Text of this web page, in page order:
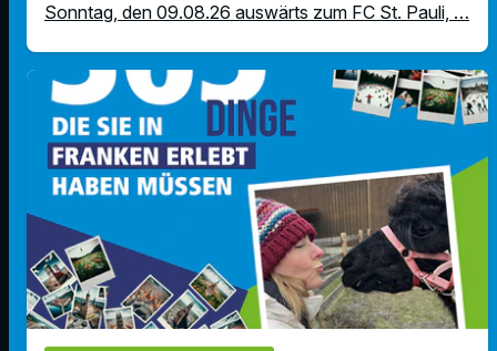
Sonntag, den 09.08.26 auswärts zum FC St. Pauli, …